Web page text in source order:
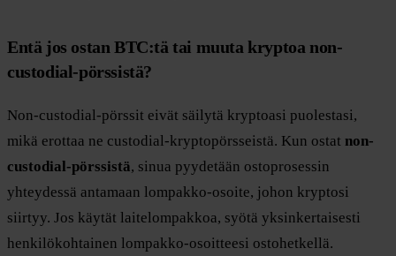
Entä jos ostan BTC:tä tai muuta kryptoa non-
custodial-pörssistä?
Non-custodial-pörssit eivät säilytä kryptoasi puolestasi,
mikä erottaa ne custodial-kryptopörsseistä. Kun ostat non-
custodial-pörssistä, sinua pyydetään ostoprosessin
yhteydessä antamaan lompakko-osoite, johon kryptosi
siirtyy. Jos käytät laitelompakkoa, syötä yksinkertaisesti
henkilökohtainen lompakko-osoitteesi ostohetkellä.